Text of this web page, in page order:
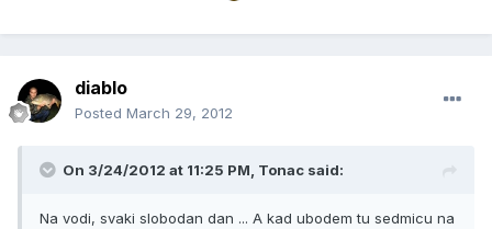
diablo
Posted March 29, 2012
On 3/24/2012 at 11:25 PM, Tonac said:
Na vodi, svaki slobodan dan ... A kad ubodem tu sedmicu na